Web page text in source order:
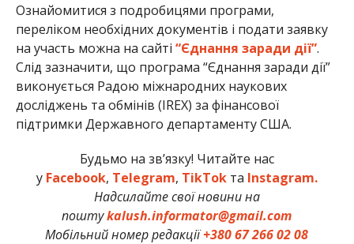
Ознайомитися з подробицями програми,
переліком необхідних документів і подати заявку
на участь можна на сайті “Єднання заради дії”.
Слід зазначити, що програма “Єднання заради дії”
виконується Радою міжнародних наукових
досліджень та обмінів (IREX) за фінансової
підтримки Державного департаменту США.
Будьмо на зв’язку! Читайте нас
у Facebook, Telegram, TikTokта Instagram.
Надсилайте свої новини на
поштуkalush.informator@gmail.com
Мобільний номер редакції+380 67 266 02 08